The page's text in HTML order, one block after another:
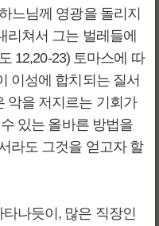
느님께 영광을 돌리지
리쳐서 그는 벌레들에
12,20-23) 토마스에 따
이성에 합치되는 질서
악을 저지르는 기회가
있는 올바른 방법을
라도 그것을 얻고자 할
나듯이, 많은 직장인